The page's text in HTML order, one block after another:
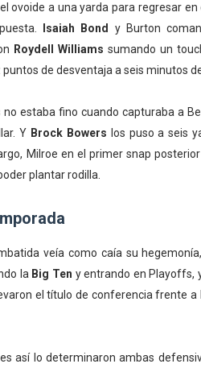
ovoide a una yarda para regresar en
Isaiah Bond
y Burton
Roydell Williams sumando un
de desventaja a seis minutos
no estaba fino cuando capturaba a
Y Brock Bowers los puso a seis
Milroe en el primer snap
plantar rodilla.
veía como caía su
la Big Ten y entrando en Playoffs,
el título de conferencia frente
así lo determinaron ambas